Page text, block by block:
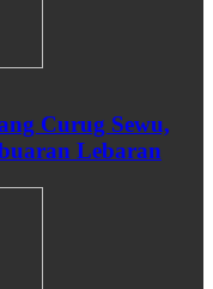
Curug Sewu,
Lebaran